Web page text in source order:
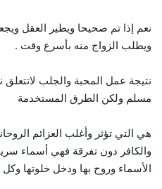
نعم إذا تم صحيحا ويطير العقل
ويطلب الزواج منه بأسرع وقت .
نتيجة عمل المحبة والجلب لاتتعلق
مسلم ولكن الطرق المستخدمة
هي التي تؤثر وأغلب العزائم
والكافر دون تفرقة فهي أسماء
الأسماء وروح بها ودخل خلوتها